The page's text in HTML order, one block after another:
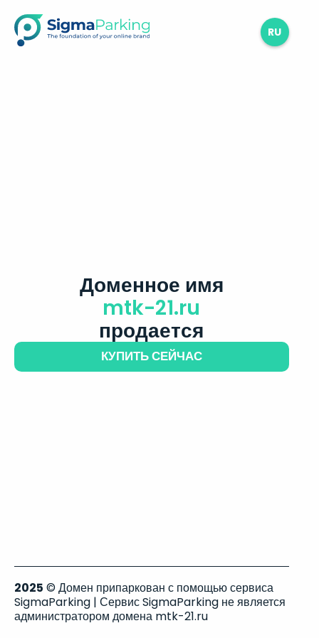
RU
Доменное имя
mtk-21.ru
продается
КУПИТЬ СЕЙЧАС
2025 © Домен припаркован с помощью сервиса
SigmaParking | Сервис SigmaParking не является
администратором домена mtk-21.ru